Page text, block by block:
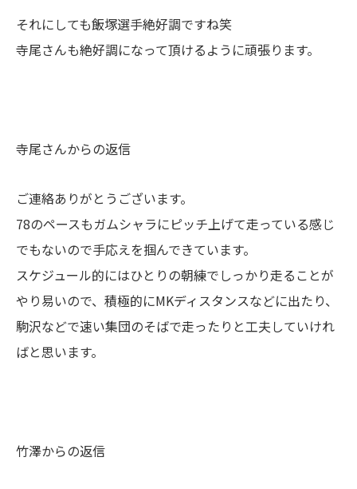
それにしても飯塚選手絶好調ですね笑
寺尾さんも絶好調になって頂けるように頑張ります。
寺尾さんからの返信
ご連絡ありがとうございます。
78のペースもガムシャラにピッチ上げて走っている感じ
でもないので手応えを掴んできています。
スケジュール的にはひとりの朝練でしっかり走ることが
やり易いので、積極的にMKディスタンスなどに出たり、
駒沢などで速い集団のそばで走ったりと工夫していけれ
ばと思います。
竹澤からの返信